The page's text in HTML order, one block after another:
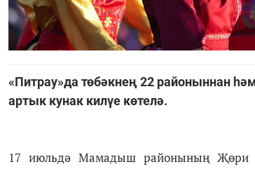
«Питрау»да төбәкнең 22 районыннан
артык кунак килүе көтелә.
17 июльдә Мамадыш районының Җөри